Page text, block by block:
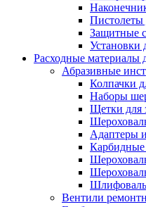
Пистолеты
Защитные
Установки
Расходные материалы
Абразивные
Колпачки
Наборы
Щетки для
Адаптеры
Карбидные
Вентили